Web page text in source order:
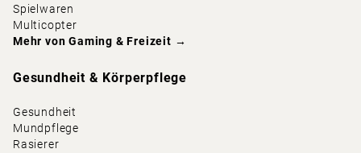
Spielwaren
Multicopter
Mehr von Gaming & Freizeit →
Gesundheit & Körperpflege
Gesundheit
Mundpflege
Rasierer